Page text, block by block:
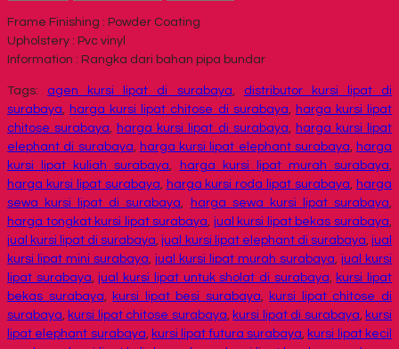
Frame Finishing : Powder Coating
Upholstery : Pvc vinyl
Information : Rangka dari bahan pipa bundar
Tags: agen kursi lipat di surabaya, distributor kursi lipat di
surabaya, harga kursi lipat chitose di surabaya, harga kursi lipat
chitose surabaya, harga kursi lipat di surabaya, harga kursi lipat
elephant di surabaya, harga kursi lipat elephant surabaya, harga
kursi lipat kuliah surabaya, harga kursi lipat murah surabaya,
harga kursi lipat surabaya, harga kursi roda lipat surabaya, harga
sewa kursi lipat di surabaya, harga sewa kursi lipat surabaya,
harga tongkat kursi lipat surabaya, jual kursi lipat bekas surabaya,
jual kursi lipat di surabaya,jual kursi lipat elephant di surabaya,jual
kursi lipat mini surabaya, jual kursi lipat murah surabaya, jual kursi
lipat surabaya,jual kursi lipat untuk sholat di surabaya, kursi lipat
bekas surabaya, kursi lipat besi surabaya, kursi lipat chitose di
surabaya, kursi lipat chitose surabaya, kursi lipat di surabaya, kursi
lipat elephant surabaya, kursi lipat futura surabaya, kursi lipat kecil